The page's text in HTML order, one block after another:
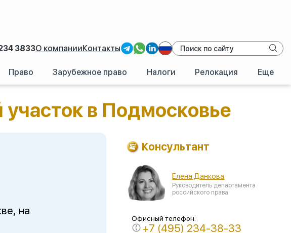
3833О компанииКонтакты
Право Зарубежное право Налоги Релокация Еще
в Подмосковье
на
Консультант
Елена Данкова
Руководитель департамента
российского права
Офисный телефон:
+7 (495) 234-38-33